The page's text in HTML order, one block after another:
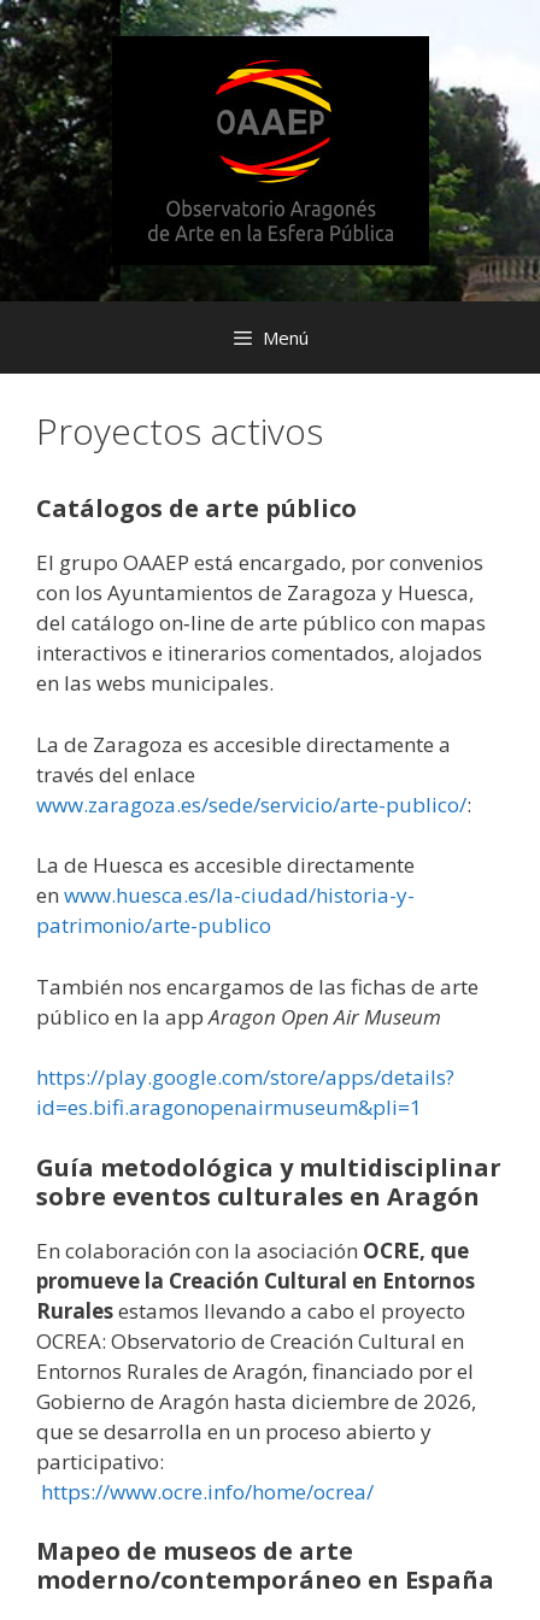
Saltar
al
contenido
Menú
Proyectos activos
Catálogos de arte público
El grupo OAAEP está encargado, por convenios
con los Ayuntamientos de Zaragoza y Huesca,
del catálogo on‑line de arte público con mapas
interactivos e itinerarios comentados, alojados
en las webs municipales.
La de Zaragoza es accesible directamente a
través del enlace
www.zaragoza.es/sede/servicio/arte-publico/:
La de Huesca es accesible directamente
en www.huesca.es/la-ciudad/historia-y-
patrimonio/arte-publico
También nos encargamos de las fichas de arte
público en la appAragon Open Air Museum
https://play.google.com/store/apps/details?
id=es.bifi.aragonopenairmuseum&pli=1
Guía metodológica y multidisciplinar
sobre eventos culturales en Aragón
En colaboración con la asociación OCRE, que
promueve la Creación Cultural en Entornos
Ruralesestamos llevando a cabo el proyecto
OCREA: Observatorio de Creación Cultural en
Entornos Rurales de Aragón, financiado por el
Gobierno de Aragón hasta diciembre de 2026,
que se desarrolla en un proceso abierto y
participativo:
https://www.ocre.info/home/ocrea/
Mapeo de museos de arte
moderno/contemporáneo en España